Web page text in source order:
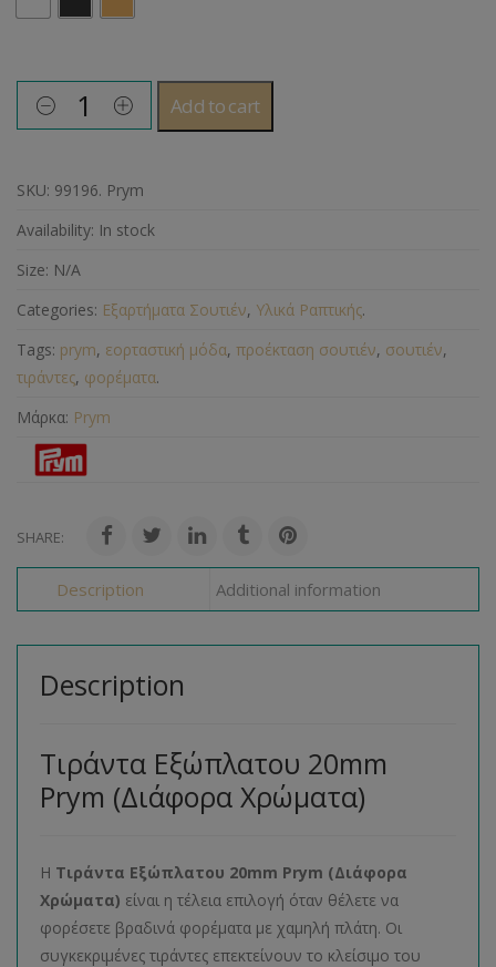
Add to cart
SKU: 99196. Prym
Availability: In stock
Size: N/A
Categories: Εξαρτήματα Σουτιέν, Υλικά Ραπτικής.
Tags: prym, εορταστική μόδα, προέκταση σουτιέν, σουτιέν,
τιράντες, φορέματα.
Μάρκα: Prym
SHARE:
Description Additional information
Description
Τιράντα Εξώπλατου 20mm
Prym (Διάφορα Χρώματα)
Η Τιράντα Εξώπλατου 20mm Prym (Διάφορα
Χρώματα) είναι η τέλεια επιλογή όταν θέλετε να
φορέσετε βραδινά φορέματα με χαμηλή πλάτη. Οι
συγκεκριμένες τιράντες επεκτείνουν το κλείσιμο του